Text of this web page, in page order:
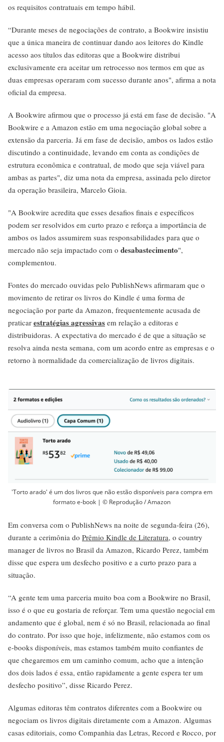
os requisitos contratuais em tempo hábil.
“Durante meses de negociações de contrato, a Bookwire insistiu
que a única maneira de continuar dando aos leitores do Kindle
acesso aos títulos das editoras que a Bookwire distribui
exclusivamente era aceitar um retrocesso nos termos em que as
duas empresas operaram com sucesso durante anos", afirma a nota
oficial da empresa.
A Bookwire afirmou que o processo já está em fase de decisão. "A
Bookwire e a Amazon estão em uma negociação global sobre a
extensão da parceria. Já em fase de decisão, ambos os lados estão
discutindo a continuidade, levando em conta as condições de
estrutura econômica e contratual, de modo que seja viável para
ambas as partes", diz uma nota da empresa, assinada pelo diretor
da operação brasileira, Marcelo Gioia.
"A Bookwire acredita que esses desafios finais e específicos
podem ser resolvidos em curto prazo e reforça a importância de
ambos os lados assumirem suas responsabilidades para que o
mercado não seja impactado com o desabastecimento",
complementou.
Fontes do mercado ouvidas pelo PublishNews afirmaram que o
movimento de retirar os livros do Kindle é uma forma de
negociação por parte da Amazon, frequentemente acusada de
praticar estratégias agressivas em relação a editoras e
distribuidoras. A expectativa do mercado é de que a situação se
resolva ainda nesta semana, com um acordo entre as empresas e o
retorno à normalidade da comercialização de livros digitais.
'Torto arado' é um dos livros que não estão disponíveis para compra em
formato e-book | © Reprodução / Amazon
Em conversa com o PublishNews na noite de segunda-feira (26),
durante a cerimônia do Prêmio Kindle de Literatura, o country
manager de livros no Brasil da Amazon, Ricardo Perez, também
disse que espera um desfecho positivo e a curto prazo para a
situação.
“A gente tem uma parceria muito boa com a Bookwire no Brasil,
isso é o que eu gostaria de reforçar. Tem uma questão negocial em
andamento que é global, nem é só no Brasil, relacionada ao final
do contrato. Por isso que hoje, infelizmente, não estamos com os
e-books disponíveis, mas estamos também muito confiantes de
que chegaremos em um caminho comum, acho que a intenção
dos dois lados é essa, então rapidamente a gente espera ter um
desfecho positivo”, disse Ricardo Perez.
Algumas editoras têm contratos diferentes com a Bookwire ou
negociam os livros digitais diretamente com a Amazon. Algumas
casas editoriais, como Companhia das Letras, Record e Rocco, por